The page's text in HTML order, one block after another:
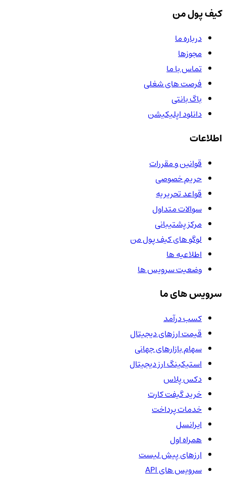
کیف پول من
درباره ما
مجوزها
تماس با ما
فرصت های شغلی
باگ بانتی
دانلود اپلیکیشن
اطلاعات
قوانین و مقررات
حریم خصوصی
قواعد تحریریه
سوالات متداول
مرکز پشتیبانی
لوگو های کیف پول من
اطلاعیه ها
وضعیت سرویس ها
سرویس های ما
کسب درآمد
قیمت ارزهای دیجیتال
سهام بازارهای جهانی
استیکینگ ارز دیجیتال
دکس پلاس
خرید گیفت کارت
خدمات پرداخت
ایرانسل
همراه اول
ارزهای پیش لیست
سرویس های API